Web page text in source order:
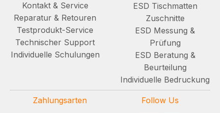
Kontakt & Service
Reparatur & Retouren
Testprodukt-Service
Technischer Support
Individuelle Schulungen
ESD Tischmatten
Zuschnitte
ESD Messung &
Prüfung
ESD Beratung &
Beurteilung
Individuelle Bedruckung
Zahlungsarten Follow Us